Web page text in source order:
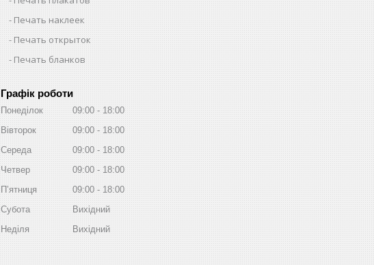
Печать наклеек
Печать открыток
Печать бланков
Графік роботи
Понеділок 09:00
18:00
Вівторок
09:00
18:00
Середа
09:00
18:00
Четвер
09:00
18:00
Пʼятниця
09:00
18:00
Субота
Вихідний
Неділя
Вихідний